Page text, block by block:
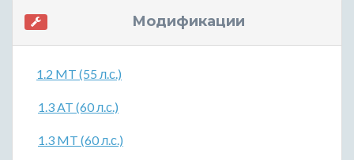
Модификации
1.2 MT (55 л.с.)
1.3 AT (60 л.с.)
1.3 MT (60 л.с.)